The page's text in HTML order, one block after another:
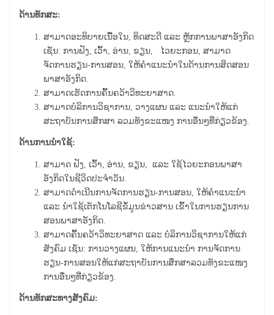
ດ້ານທັກສະ:
ສາມາດອະທິບາຍເນື້ອໃນ, ທິດສະດີ ແລະ ຫຼັກການພາສາອັງກິດ
ເຊັ່ນ: ການຟັງ, ເວົ້າ, ອ່ານ, ຂຽນ, ໄວຍະກອນ, ສາມາດ
ຈັດການຮຽນ-ການສອນ, ໃຫ້ຄໍາແນະນໍາໃນດ້ານການສິດສອນ
ພາສາອັງກິດ
ສາມາດເຮັດການຄົ້້ນຄວ້າວິທະຍາສາດ.
ສາມາດບໍລິການວິຊາການ, ວາງແຜນ ແລະ ແນະນໍາໃຫ້ແກ່
ສະຖາບັນການສຶກສາ ລວມທັງຂະແໜງ ການອື່ນໆທີ່ກ່ຽວຂ້ອງ
ດ້ານການນໍາໃຊ້:
ສາມາດ ຟັງ, ເວົ້າ, ອ່ານ, ຂຽນ, ແລະ ໃຊ້ໄວຍະກອນພາສາ
ອັງກິດໃນຊີວິດປະຈໍາວັນ.
ສາມາດດໍາເນີນການຈັດການຮຽນ-ການສອນ, ໃຫ້ຄຳແນະນໍາ
ແລະ ນຳໃຊ້ເຕັກໂນໂລຊີຂໍ້ມູນຂ່າວສານ ເຂົ້າໃນການຮຽນການ
ສອນພາສາອັງກິດ.
ສາມາດຄົ້້ນຄວ້າວິທະຍາສາດ ແລະ ບໍລິການວິຊາການໃຫ້ແກ່
ສັງຄົມ ເຊັ່ນ: ການວາງແຜນ, ໃຫ້ການແນະນໍາ ການຈັດການ
ຮຽນ-ການສອນໃຫ້ແກ່ສະຖາບັນການສຶກສາລວມທັງຂະແໜງ
ການອື່ນໆທີ່ກ່ຽວຂ້ອງ
ດ້ານທັກສະທາງສັງຄົມ: